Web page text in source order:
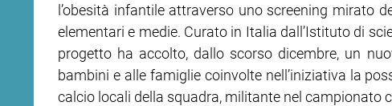
l’obesità infantile attraverso uno screening mirato
elementari e medie. Curato in Italia dall’Istituto di
progetto ha accolto, dallo scorso dicembre, un
bambini e alle famiglie coinvolte nell’iniziativa la
calcio locali della squadra, militante nel campionato